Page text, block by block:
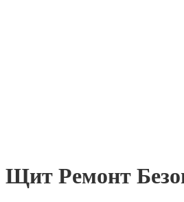
Щит Ремонт